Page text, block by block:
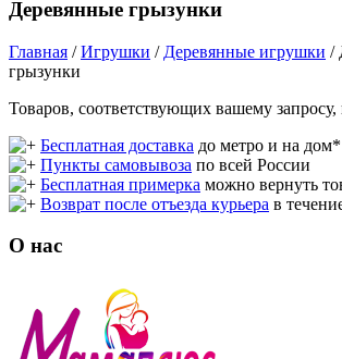
Деревянные грызунки
Главная /Игрушки / Деревянные игрушки /
грызунки
Товаров, соответствующих вашему
Бесплатная доставка до метро и на дом*
Пункты самовывоза по всей России
Бесплатная примерка можно вернуть
Возврат после отъезда курьера в
О нас